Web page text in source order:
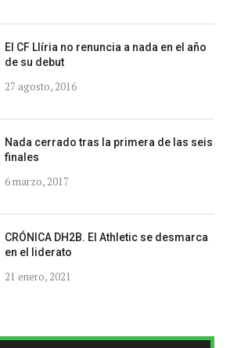
El CF Llíria no renuncia a nada en el año
de su debut
27 agosto, 2016
Nada cerrado tras la primera de las seis
finales
6 marzo, 2017
CRÓNICA DH2B. El Athletic se desmarca
en el liderato
21 enero, 2021